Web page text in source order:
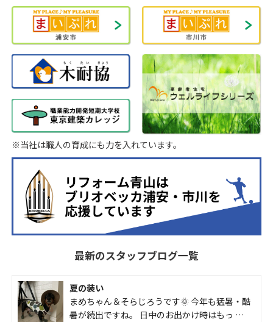
※当社は職人の育成にも力を入れています。
最新のスタッフブログ一覧
夏の装い
まめちゃん＆そらじろうです🌞 今年も猛暑・酷
暑が続出ですね。 日中のお出かけ時はもっ …